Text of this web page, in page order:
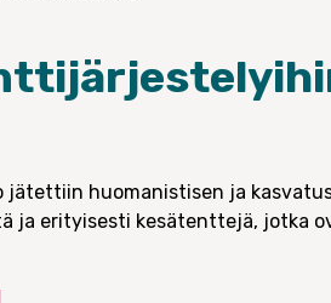
jätettiin huomanistisen ja
ja erityisesti kesätenttejä, jotka